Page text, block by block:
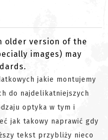
older version of the
images) may
jakie montujemy
do najdelikatniejszych
optyka w tym i
jak takowy naprawić gdy
tekst przybliży nieco